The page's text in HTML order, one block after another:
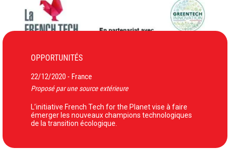
OPPORTUNITÉS
22/12/2020 - France
Proposé par une source extérieure
L’initiative French Tech for the Planet vise à faire
émerger les nouveaux champions technologiques
de la transition écologique.